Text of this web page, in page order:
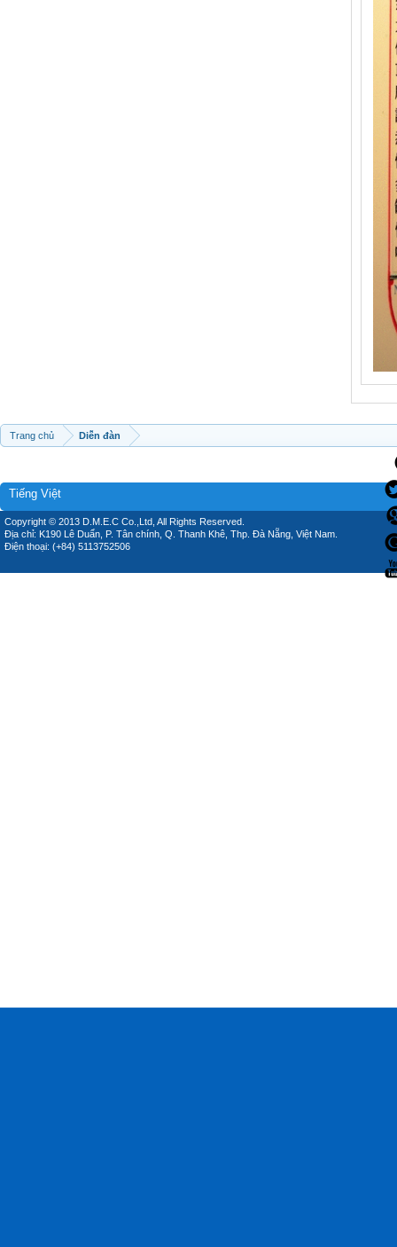
Trang chủ Diễn đàn
Tiếng Việt
Copyright © 2013 D.M.E.C Co.,Ltd, All Rights Reserved.
Địa chỉ: K190 Lê Duẩn, P. Tân chính, Q. Thanh Khê, Thp. Đà Nẵng, Việt Nam.
Điện thoại: (+84) 5113752506